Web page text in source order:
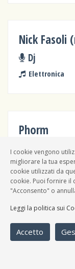
Nick Fasoli
Dj
Elettronica
Phorm
Solista
Elettronica
Human
I cookie vengono
migliorare la tua
cookie utilizzati da
cookie. Puoi fornire il
"Acconsento" o
Leggi la politica sui
Accetto